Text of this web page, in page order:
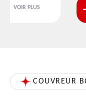
COUVREUR